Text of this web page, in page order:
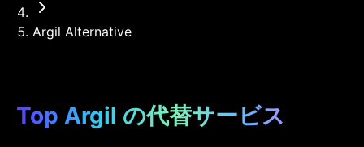
Argil Alternative
Top Argil の代替サービス